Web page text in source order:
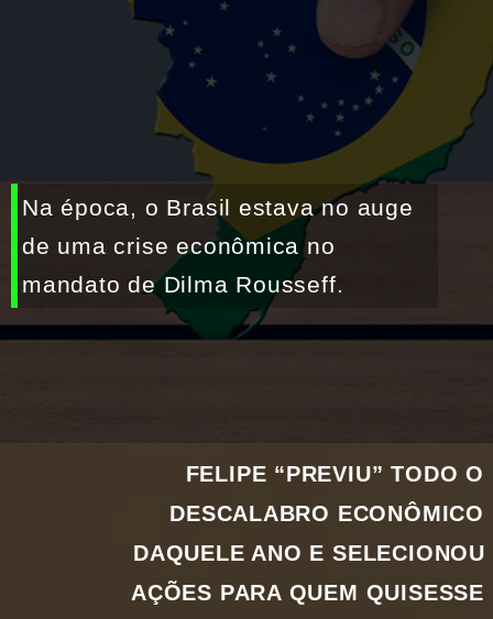
Na época, o Brasil estava no auge
de uma crise econômica no
mandato de Dilma Rousseff.
FELIPE “PREVIU” TODO O
DESCALABRO ECONÔMICO
DAQUELE ANO E SELECIONOU